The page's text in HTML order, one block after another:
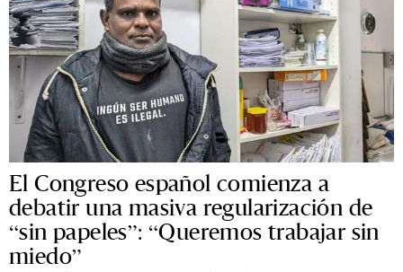
El Congreso español comienza a
debatir una masiva regularización de
“sin papeles”: “Queremos trabajar sin
miedo”